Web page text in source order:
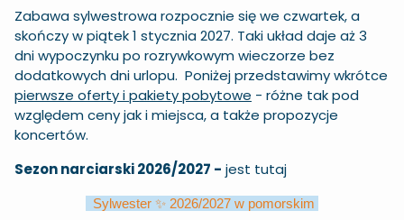
Zabawa sylwestrowa rozpocznie się we czwartek, a
skończy w piątek 1 stycznia 2027. Taki układ daje aż 3
dni wypoczynku po rozrywkowym wieczorze bez
dodatkowych dni urlopu. Poniżej przedstawimy wkrótce
pierwsze oferty i pakiety pobytowe - różne tak pod
względem ceny jak i miejsca, a także propozycje
koncertów.
Sezon narciarski 2026/2027 - jest tutaj
Sylwester ✨ 2026/2027 w pomorskim